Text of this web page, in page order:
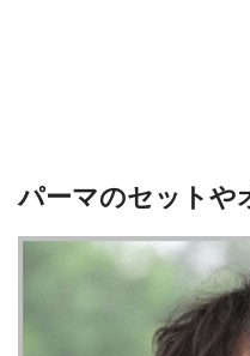
パーマのセットや